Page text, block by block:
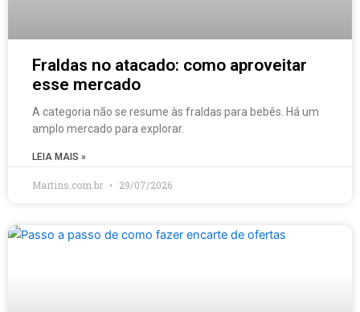
Fraldas no atacado: como aproveitar
esse mercado
A categoria não se resume às fraldas para bebês. Há um
amplo mercado para explorar.
LEIA MAIS »
Martins.com.br 29/07/2026